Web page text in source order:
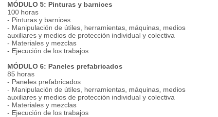
MÓDULO 5: Pinturas y barnices
100 horas
- Pinturas y barnices
- Manipulación de útiles, herramientas, máquinas, medios
auxiliares y medios de protección individual y colectiva
- Materiales y mezclas
- Ejecución de los trabajos
MÓDULO 6: Paneles prefabricados
85 horas
- Paneles prefabricados
- Manipulación de útiles, herramientas, máquinas, medios
auxiliares y medios de protección individual y colectiva
- Materiales y mezclas
- Ejecución de los trabajos